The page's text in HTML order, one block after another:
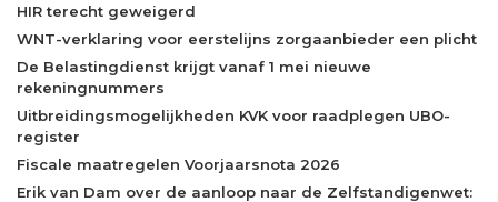
HIR terecht geweigerd
WNT-verklaring voor eerstelijns zorgaanbieder een plicht
De Belastingdienst krijgt vanaf 1 mei nieuwe
rekeningnummers
Uitbreidingsmogelijkheden KVK voor raadplegen UBO-
register
Fiscale maatregelen Voorjaarsnota 2026
Erik van Dam over de aanloop naar de Zelfstandigenwet: